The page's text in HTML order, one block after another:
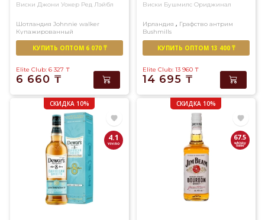
Виски Джони Уокер Ред Лэйбл
Шотландия Johnnie walker
Купажированный
КУПИТЬ ОПТОМ 6 070 ₸
Elite Club: 6 327 ₸
6 660 ₸
Виски Бушмилс Ориджинал
Ирландия , Графство антрим
Bushmills
Купажированный
КУПИТЬ ОПТОМ 13 400 ₸
Elite Club: 13 960 ₸
14 695 ₸
СКИДКА 10%
4.1
СКИДКА 10%
67.5